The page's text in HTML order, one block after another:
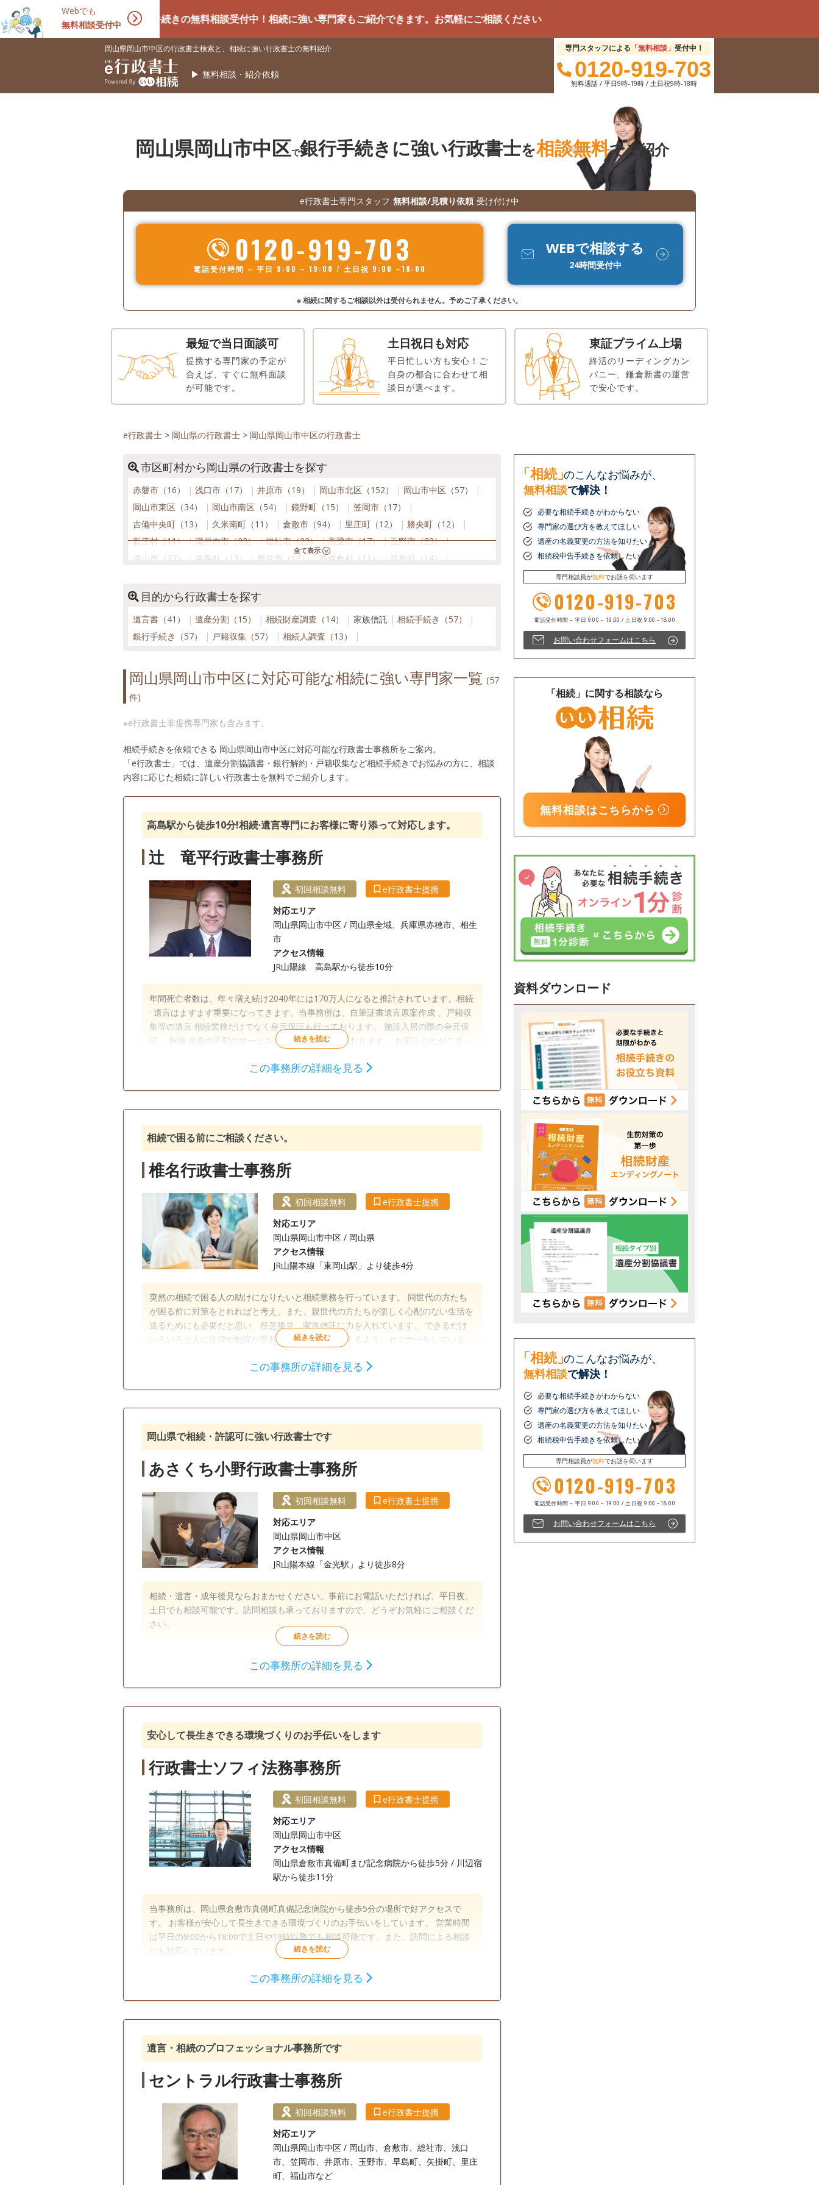
Webでも
無料相談受付中
相続手続きの無料相談受付中！相続に強い専門家もご紹介できます。お気軽にご相談ください
岡山県岡山市中区の行政書士検索と、相続に強い行政書士の無料紹介
無料相談・紹介依頼
専門スタッフによる 「無料相談」 受付中！
0120-919-703
無料通話 / 平日9時-19時 / 土日祝9時-18時
岡山県岡山市中区で銀行手続きに強い行政書士を相談無料でご紹介
e行政書士専門スタッフ 無料相談/見積り依頼 受け付け中
0120-919-703
電話受付時間 – 平日 9:00 – 19:00 / 土日祝 9:00 –18:00
WEBで相談する
24時間受付中
※ 相続に関するご相談以外は受付られません。予めご了承ください。
最短で当日面談可
提携する専門家の予定が
合えば、すぐに無料面談
が可能です。
土日祝日も対応
平日忙しい方も安心！ご
自身の都合に合わせて相
談日が選べます。
東証プライム上場
終活のリーディングカン
パニー、鎌倉新書の運営
で安心です。
e行政書士 > 岡山県の行政書士 > 岡山県岡山市中区の行政書士
市区町村から岡山県の行政書士を探す
赤磐市（16） 浅口市（17） 井原市（19） 岡山市北区（152）
岡山市中区（57）
岡山市東区（34）
岡山市南区（54） 鏡野町（15）
笠岡市（17）
吉備中央町（13）
久米南町（11） 倉敷市（94） 里庄町（12）
勝央町（12）
新庄村（11）
瀬戸内市（23） 総社市（23） 高梁市（17）
玉野市（23）
津山市（37）
奈義町（13） 新見市（17） 西粟倉村（11）
早島町（14）
和気町（14）
目的から行政書士を探す
遺言書（41） 遺産分割（15） 相続財産調査（14） 家族信託
相続手続き（57）
銀行手続き（57）
戸籍収集（57） 相続人調査（13）
岡山県岡山市中区に対応可能な相続に強い専門家一覧 (57
件)
※e行政書士非提携専門家も含みます。
相続手続きを依頼できる 岡山県岡山市中区に対応可能な行政書士事務所をご案内。
「e行政書士」では、遺産分割協議書・銀行解約・戸籍収集など相続手続きでお悩みの方に、相談
内容に応じた相続に詳しい行政書士を無料でご紹介します。
高島駅から徒歩10分!相続·遺言専門にお客様に寄り添って対応します。
辻󠄀 竜平行政書士事務所
初回相談無料
e行政書士提携
対応エリア
岡山県岡山市中区 / 岡山県全域、兵庫県赤穂市、相生
市
アクセス情報
JR山陽線 高島駅から徒歩10分
年間死亡者数は、年々増え続け2040年には170万人になると推計されています。相続
· 遺言はますます重要になってきます。当事務所は、自筆証書遺言原案作成 、戸籍収
集等の遺言·相続業務だけでなく身元保証も行っております。 施設入居の際の身元保
証 、葬儀·供養の手配のサービスと死後事務も行っております。 お困りごとがござい
ら徒歩10分 【営業時間】9時から18時
遺産分割 相続財産調査 相続手続き
電話相談可 訪問可 土日相談可 初回相談無料
18時以降相談可
オンライン面談可
この事務所の詳細を見る
相続で困る前にご相談ください。
椎名行政書士事務所
初回相談無料
e行政書士提携
対応エリア
岡山県岡山市中区 / 岡山県
アクセス情報
JR山陽本線「東岡山駅」より徒歩4分
突然の相続で困る人の助けになりたいと相続業務を行っています。 同世代の方たち
が困る前に対策をとれればと考え、また、親世代の方たちが楽しく心配のない生活を
送るためにも必要だと思い、任意後見、家族信託に力を入れています。 できるだけ
いろいろな人に法律や制度が変わっていることを伝えるよう、セミナーもしていま
遺産分割 相続財産調査 相続手続き
訪問可 女性スタッフ対応可 土日相談可 オンライン面談可 事務所面談可
この事務所の詳細を見る
岡山県で相続・許認可に強い行政書士です
あさくち小野行政書士事務所
初回相談無料
e行政書士提携
対応エリア
岡山県岡山市中区
アクセス情報
JR山陽本線「金光駅」より徒歩8分
相続・遺言・成年後見ならおまかせください。事前にお電話いただければ、平日夜、
土日でも相談可能です。訪問相談も承っておりますので、どうぞお気軽にご相談くだ
さい。
相続財産調査 相続手続き
この事務所の詳細を見る
安心して長生きできる環境づくりのお手伝いをします
行政書士ソフィ法務事務所
初回相談無料
e行政書士提携
対応エリア
岡山県岡山市中区
アクセス情報
岡山県倉敷市真備町まび記念病院から徒歩5分 / 川辺宿
駅から徒歩11分
当事務所は、岡山県倉敷市真備町真備記念病院から徒歩5分の場所で好アクセスで
す。 お客様が安心して長生きできる環境づくりのお手伝いをしています。 営業時間
は平日の9:00から18:00で土日や19時以降でも相談可能です。また、訪問による相談
にも対応しています。
遺産分割 相続財産調査 相続手続き
訪問可 土日相談可 初回相談無料 18時以降相談可
この事務所の詳細を見る
遺言・相続のプロフェッショナル事務所です
セントラル行政書士事務所
初回相談無料
e行政書士提携
対応エリア
岡山県岡山市中区 / 岡山市、倉敷市、総社市、浅口
市、笠岡市、井原市、玉野市、早島町、矢掛町、里庄
町、福山市など
「相続」のこんなお悩みが、
無料相談で解決！
必要な相続手続きがわからない
専門家の選び方を教えてほしい
遺産の名義変更の方法を知りたい
相続税申告手続きを依頼したい
専門相談員が無料でお話を伺います
0120-919-703
電話受付時間 – 平日 9:00 – 19:00 / 土日祝 9:00 –18:00
お問い合わせフォームはこちら
「相続」に関する相談なら
無料相談はこちらから
資料ダウンロード
「相続」のこんなお悩みが、
無料相談で解決！
必要な相続手続きがわからない
専門家の選び方を教えてほしい
遺産の名義変更の方法を知りたい
相続税申告手続きを依頼したい
専門相談員が無料でお話を伺います
0120-919-703
お問い合わせフォームはこちら